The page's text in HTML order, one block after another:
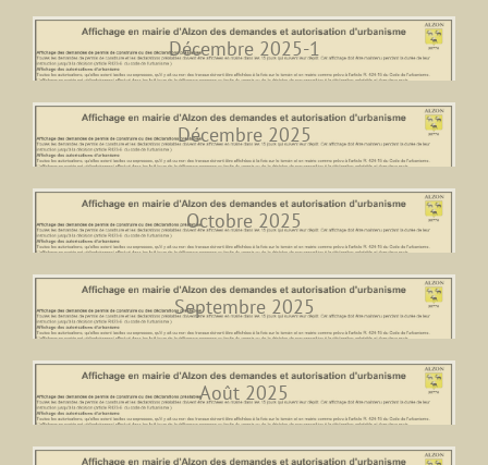
Décembre 2025-1
Décembre 2025
Octobre 2025
Septembre 2025
Août 2025